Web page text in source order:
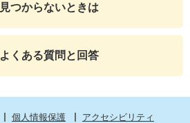
見つからないときは
よくある質問と回答
個人情報保護
アクセシビリティ